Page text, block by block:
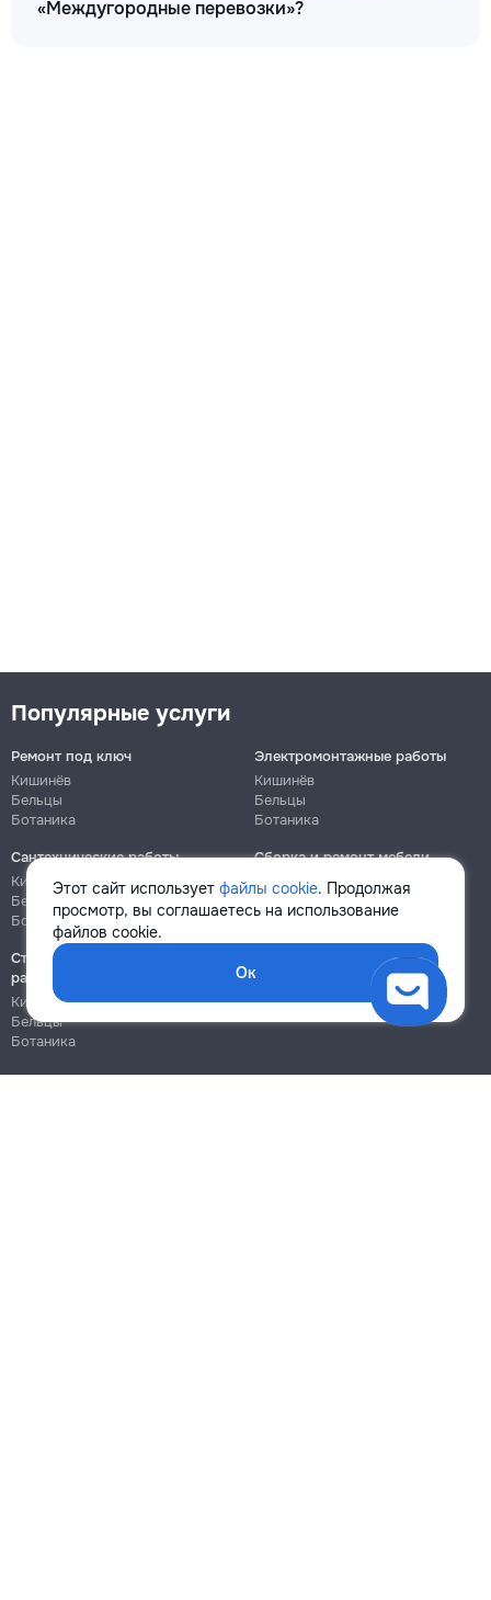
«Междугородные перевозки»?
Этот сайт использует файлы cookie. Продолжая
просмотр, вы соглашаетесь на использование
файлов cookie.
Ок
Популярные услуги
Ремонт под ключ
Кишинёв
Бельцы
Ботаника
Электромонтажные работы
Кишинёв
Бельцы
Ботаника
Сантехнические работы
Кишинёв
Бельцы
Ботаника
Сборка и ремонт мебели
Кишинёв
Ботаника
Строительно-монтажные
работы
Кишинёв
Бельцы
Ботаника